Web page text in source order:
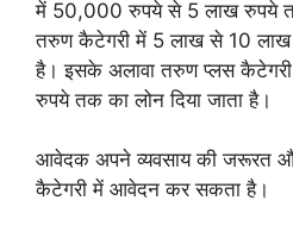
में 50,000 रुपये से 5 लाख रुपये तक
तरुण कैटेगरी में 5 लाख से 10 लाख
है। इसके अलावा तरुण प्लस
रुपये तक का लोन दिया जाता है।
आवेदक अपने व्यवसाय की जरूरत
कैटेगरी में आवेदन कर सकता है।